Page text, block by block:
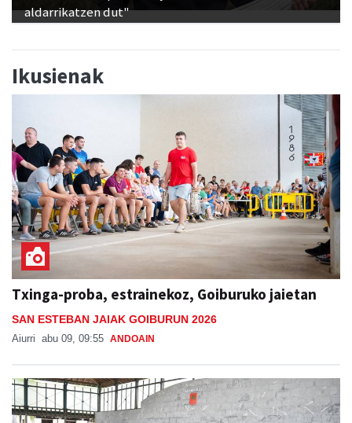
aldarrikatzen dut"
Ikusienak
Txinga-proba, estrainekoz, Goiburuko jaietan
SAN ESTEBAN JAIAK GOIBURUN 2026
Aiurri abu 09, 09:55 ANDOAIN